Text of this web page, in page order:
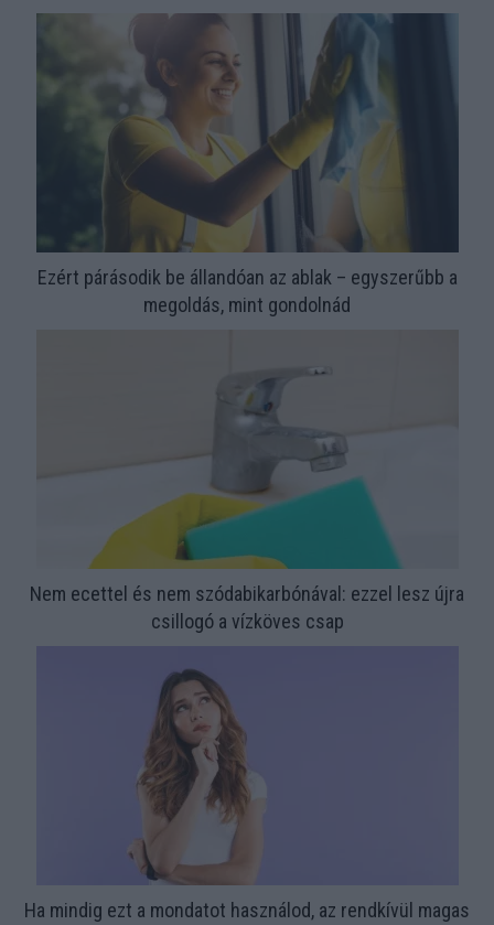
Ezért párásodik be állandóan az ablak – egyszerűbb a
megoldás, mint gondolnád
Nem ecettel és nem szódabikarbónával: ezzel lesz újra
csillogó a vízköves csap
Ha mindig ezt a mondatot használod, az rendkívül magas